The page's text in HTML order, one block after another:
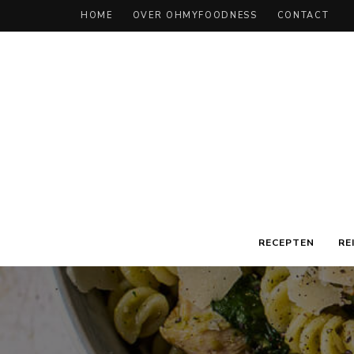
HOME OVER OHMYFOODNESS CONTACT
RECEPTEN